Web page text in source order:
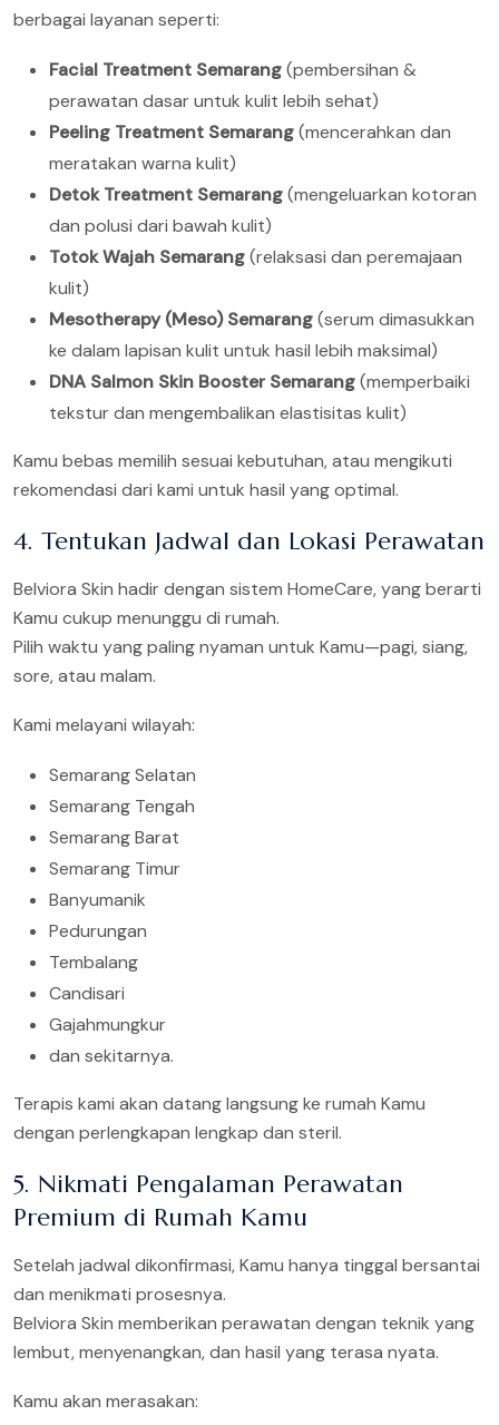
berbagai layanan seperti:
Facial Treatment Semarang(pembersihan &
perawatan dasar untuk kulit lebih sehat)
Peeling Treatment Semarang(mencerahkan dan
meratakan warna kulit)
Detok Treatment Semarang(mengeluarkan kotoran
dan polusi dari bawah kulit)
Totok Wajah Semarang(relaksasi dan peremajaan
kulit)
Mesotherapy (Meso) Semarang(serum dimasukkan
ke dalam lapisan kulit untuk hasil lebih maksimal)
DNA Salmon Skin Booster Semarang(memperbaiki
tekstur dan mengembalikan elastisitas kulit)
Kamu bebas memilih sesuai kebutuhan, atau mengikuti
rekomendasi dari kami untuk hasil yang optimal.
4. Tentukan Jadwal dan Lokasi Perawatan
Belviora Skin hadir dengan sistem HomeCare, yang berarti
Kamu cukup menunggu di rumah.
Pilih waktu yang paling nyaman untuk Kamu—pagi, siang,
sore, atau malam.
Kami melayani wilayah:
Semarang Selatan
Semarang Tengah
Semarang Barat
Semarang Timur
Banyumanik
Pedurungan
Tembalang
Candisari
Gajahmungkur
dan sekitarnya.
Terapis kami akan datang langsung ke rumah Kamu
dengan perlengkapan lengkap dan steril.
5. Nikmati Pengalaman Perawatan
Premium di Rumah Kamu
Setelah jadwal dikonfirmasi, Kamu hanya tinggal bersantai
dan menikmati prosesnya.
Belviora Skin memberikan perawatan dengan teknik yang
lembut, menyenangkan, dan hasil yang terasa nyata.
Kamu akan merasakan: